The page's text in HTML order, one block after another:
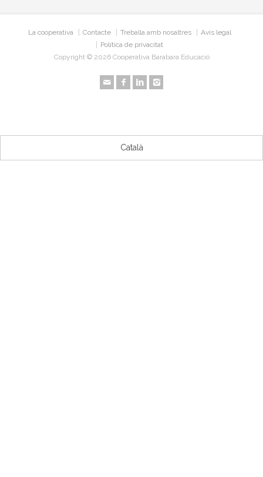
La cooperativa Contacte Treballa amb nosaltres
Avís legal
Política de privacitat
Copyright © 2026 Cooperativa Barabara Educació
Català